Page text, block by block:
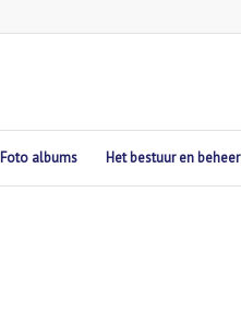
Foto albums Het bestuur en beheer